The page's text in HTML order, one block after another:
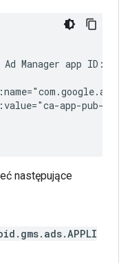
Ad Manager app ID:
następujące